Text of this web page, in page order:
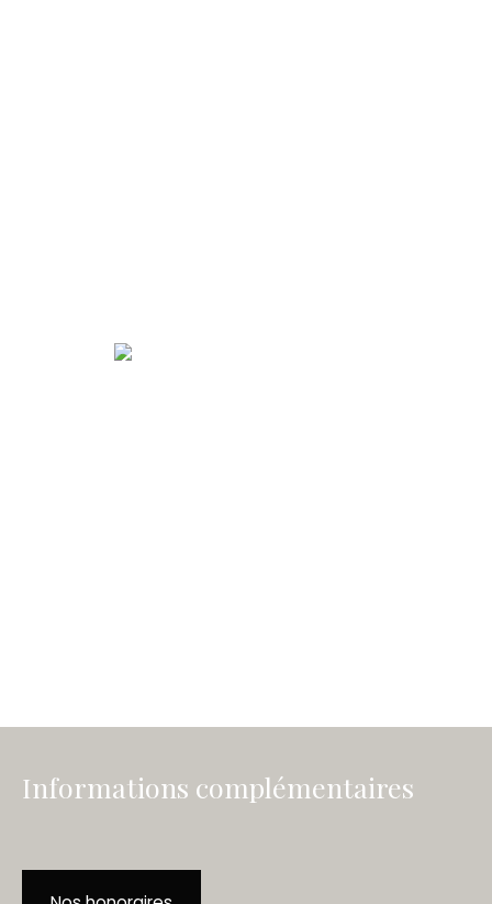
Informations complémentaires